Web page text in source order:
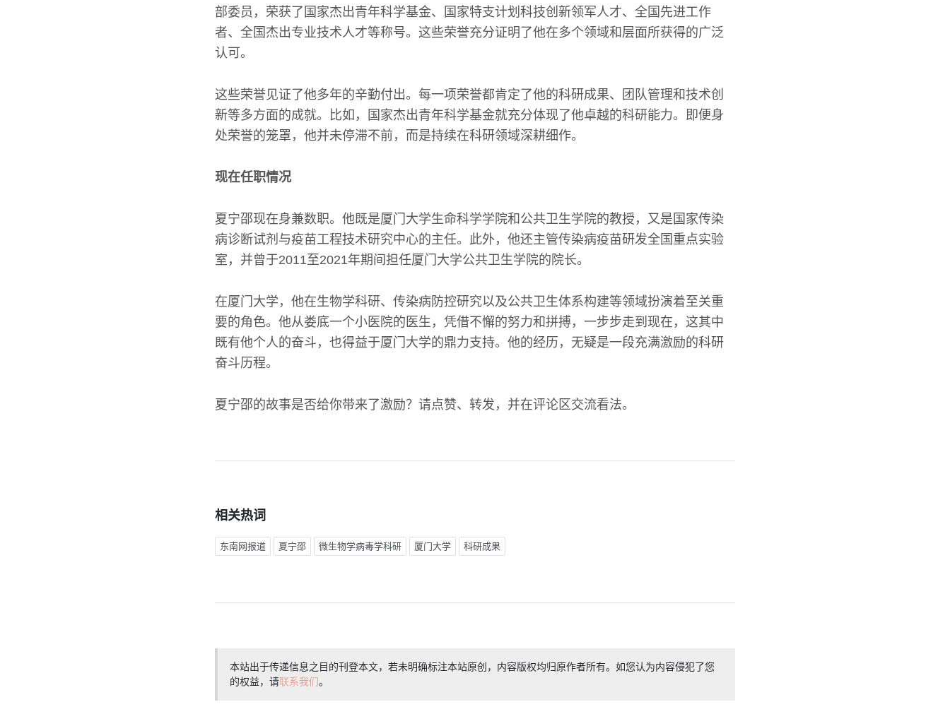
部委员，荣获了国家杰出青年科学基金、国家特支计划科技创新领军人才、全国先进工作
者、全国杰出专业技术人才等称号。这些荣誉充分证明了他在多个领域和层面所获得的广泛
认可。
这些荣誉见证了他多年的辛勤付出。每一项荣誉都肯定了他的科研成果、团队管理和技术创
新等多方面的成就。比如，国家杰出青年科学基金就充分体现了他卓越的科研能力。即便身
处荣誉的笼罩，他并未停滞不前，而是持续在科研领域深耕细作。
现在任职情况
夏宁邵现在身兼数职。他既是厦门大学生命科学学院和公共卫生学院的教授，又是国家传染
病诊断试剂与疫苗工程技术研究中心的主任。此外，他还主管传染病疫苗研发全国重点实验
室，并曾于2011至2021年期间担任厦门大学公共卫生学院的院长。
在厦门大学，他在生物学科研、传染病防控研究以及公共卫生体系构建等领域扮演着至关重
要的角色。他从娄底一个小医院的医生，凭借不懈的努力和拼搏，一步步走到现在，这其中
既有他个人的奋斗，也得益于厦门大学的鼎力支持。他的经历，无疑是一段充满激励的科研
奋斗历程。
夏宁邵的故事是否给你带来了激励？请点赞、转发，并在评论区交流看法。
相关热词
东南网报道 夏宁邵 微生物学病毒学科研 厦门大学 科研成果
本站出于传递信息之目的刊登本文，若未明确标注本站原创，内容版权均归原作者所有。如您认为内容侵犯了您
的权益，请联系我们。